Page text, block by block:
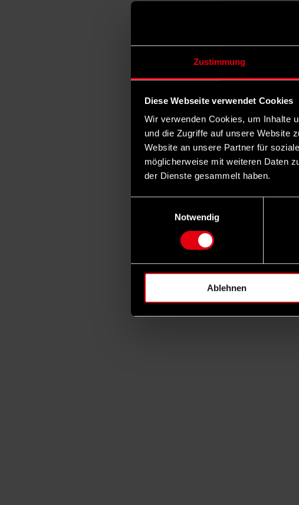
Zustimmung
Diese Webseite verwendet Cookies
Wir verwenden Cookies, um Inhalte
und die Zugriffe auf unsere Website
Website an unsere Partner für
möglicherweise mit weiteren Daten
der Dienste gesammelt haben.
Notwendig
Ablehnen